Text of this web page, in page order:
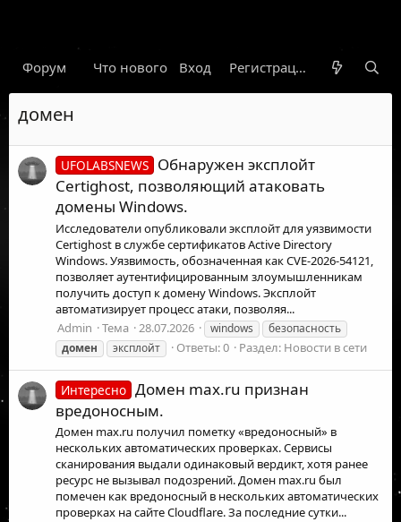
Форум Что нового Гарант Новости
Вход Регистрация
домен
UFOLABSNEWS Обнаружен эксплойт
Certighost, позволяющий атаковать
домены Windows.
Исследователи опубликовали эксплойт для уязвимости
Certighost в службе сертификатов Active Directory
Windows. Уязвимость, обозначенная как CVE-2026-54121,
позволяет аутентифицированным злоумышленникам
получить доступ к домену Windows. Эксплойт
автоматизирует процесс атаки, позволяя...
Admin
Тема 28.07.2026 windows
безопасность
домен
эксплойт Ответы: 0 Раздел: Новости в сети
Интересно Домен max.ru признан
вредоносным.
Домен max.ru получил пометку «вредоносный» в
нескольких автоматических проверках. Сервисы
сканирования выдали одинаковый вердикт, хотя ранее
ресурс не вызывал подозрений. Домен max.ru был
помечен как вредоносный в нескольких автоматических
проверках на сайте Cloudflare. За последние сутки...